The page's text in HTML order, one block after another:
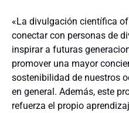
«La divulgación científica
conectar con personas de
inspirar a futuras
promover una mayor
sostenibilidad de nuestros
en general. Además, este
refuerza el propio